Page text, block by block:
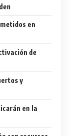
en
de
y
en la